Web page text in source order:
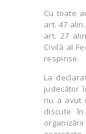
Cu toate
art. 47
art. 27
Civilă al
respinse.
La
judecător
nu a avut
discute